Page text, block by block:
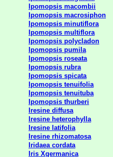
Ipomopsis macombii
Ipomopsis macrosiphon
Ipomopsis minutiflora
Ipomopsis multiflora
Ipomopsis polycladon
Ipomopsis pumila
Ipomopsis roseata
Ipomopsis rubra
Ipomopsis spicata
Ipomopsis tenuifolia
Ipomopsis tenuituba
Ipomopsis thurberi
Iresine diffusa
Iresine heterophylla
Iresine latifolia
Iresine rhizomatosa
Iridaea cordata
Iris Xgermanica